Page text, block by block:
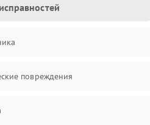
повреждения